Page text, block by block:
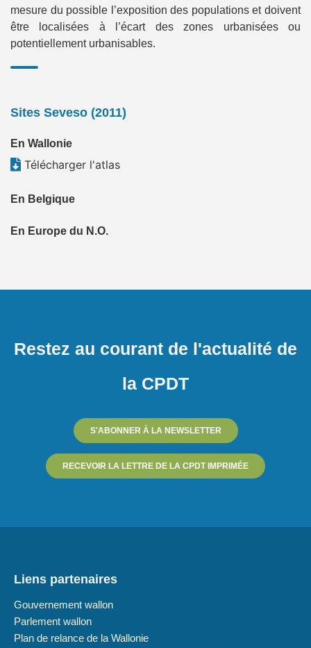
mesure du possible l’exposition des populations et doivent
être localisées à l’écart des zones urbanisées ou
potentiellement urbanisables.
Sites Seveso (2011)
En Wallonie
Télécharger l'atlas
En Belgique
En Europe du N.O.
Restez au courant de l'actualité de
la CPDT
S'ABONNER À LA NEWSLETTER
RECEVOIR LA LETTRE DE LA CPDT IMPRIMÉE
Liens partenaires
Gouvernement wallon
Parlement wallon
Plan de relance de la Wallonie